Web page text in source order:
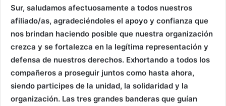
Sur, saludamos afectuosamente a todos nuestros
afiliado/as, agradeciéndoles el apoyo y confianza que
nos brindan haciendo posible que nuestra organización
crezca y se fortalezca en la legítima representación y
defensa de nuestros derechos. Exhortando a todos los
compañeros a proseguir juntos como hasta ahora,
siendo participes de la unidad, la solidaridad y la
organización. Las tres grandes banderas que guían